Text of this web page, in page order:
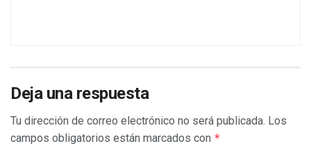
Deja una respuesta
Tu dirección de correo electrónico no será publicada. Los
campos obligatorios están marcados con *